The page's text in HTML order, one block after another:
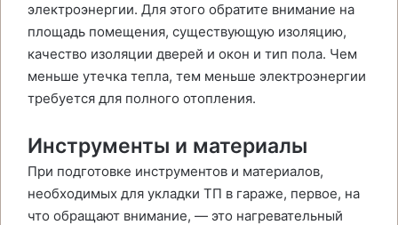
электроэнергии. Для этого обратите внимание на
площадь помещения, существующую изоляцию,
качество изоляции дверей и окон и тип пола. Чем
меньше утечка тепла, тем меньше электроэнергии
требуется для полного отопления.
Инструменты и материалы
При подготовке инструментов и материалов,
необходимых для укладки ТП в гараже, первое, на
что обращают внимание, — это нагревательный